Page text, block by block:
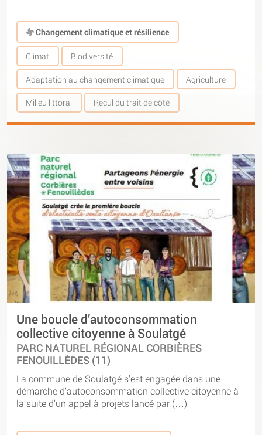
Changement climatique et résilience
Climat Biodiversité
Adaptation au changement climatique Agriculture
Milieu littoral Recul du trait de côté
Une boucle d’autoconsommation
collective citoyenne à Soulatgé
PARC NATUREL RÉGIONAL CORBIÈRES
FENOUILLÈDES (11)
La commune de Soulatgé s’est engagée dans une
démarche d’autoconsommation collective citoyenne à
la suite d’un appel à projets lancé par (…)